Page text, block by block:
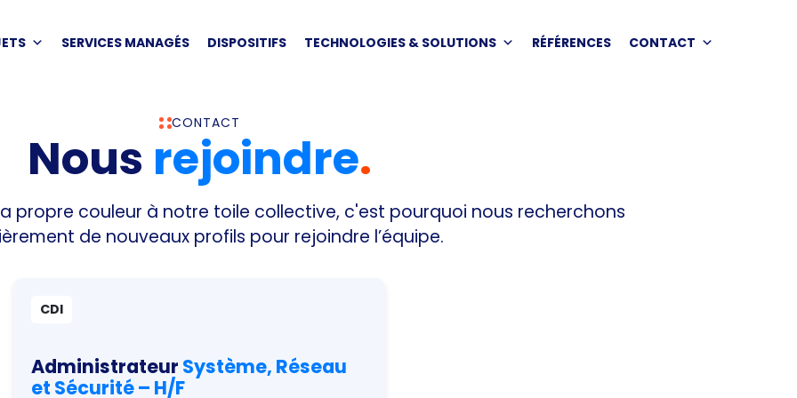
SERVICES MANAGÉS DISPOSITIFS TECHNOLOGIES & SOLUTIONS RÉFÉRENCES CONTACT
CONTACT
Nous rejoindre.
propre couleur à notre toile collective, c'est pourquoi nous recherchons
de nouveaux profils pour rejoindre l’équipe.
CDI
Administrateur Système, Réseau
et Sécurité – H/F